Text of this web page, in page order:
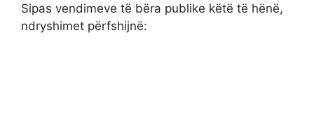
Sipas vendimeve të bëra publike këtë të hënë,
ndryshimet përfshijnë: